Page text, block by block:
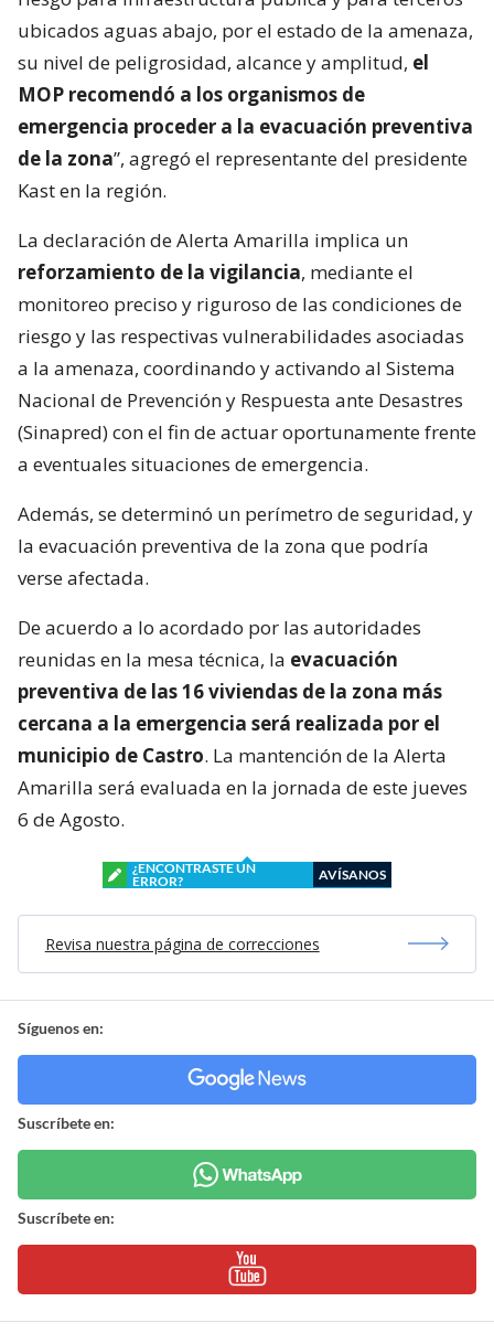
ubicados aguas abajo, por el estado de la amenaza,
su nivel de peligrosidad, alcance y amplitud, el
MOP recomendó a los organismos de
emergencia proceder a la evacuación preventiva
de la zona”, agregó el representante del presidente
Kast en la región.
La declaración de Alerta Amarilla implica un
reforzamiento de la vigilancia, mediante el
monitoreo preciso y riguroso de las condiciones de
riesgo y las respectivas vulnerabilidades asociadas
a la amenaza, coordinando y activando al Sistema
Nacional de Prevención y Respuesta ante Desastres
(Sinapred) con el fin de actuar oportunamente frente
a eventuales situaciones de emergencia.
Además, se determinó un perímetro de seguridad, y
la evacuación preventiva de la zona que podría
verse afectada.
De acuerdo a lo acordado por las autoridades
reunidas en la mesa técnica, la evacuación
preventiva de las 16 viviendas de la zona más
cercana a la emergencia será realizada por el
municipio de Castro. La mantención de la Alerta
Amarilla será evaluada en la jornada de este jueves
6 de Agosto.
¿ENCONTRASTE UN
ERROR?
AVÍSANOS
Revisa nuestra página de correcciones
Síguenos en:
Suscríbete en:
Suscríbete en: